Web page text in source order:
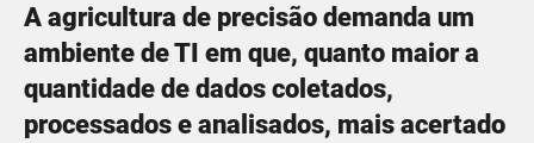
A agricultura de precisão demanda um
ambiente de TI em que, quanto maior a
quantidade de dados coletados,
processados e analisados, mais acertado